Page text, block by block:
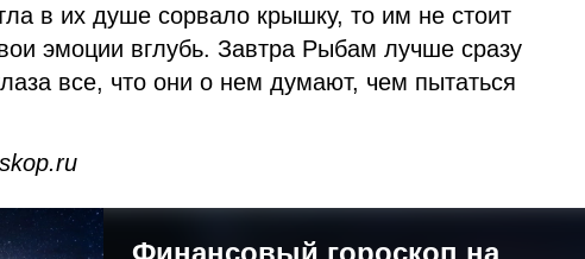
в их душе сорвало крышку, то им не стоит
эмоции вглубь. Завтра Рыбам лучше сразу
все, что они о нем думают, чем пытаться
Финансовый гороскоп на